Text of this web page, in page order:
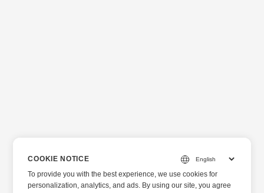
COOKIE NOTICE
To provide you with the best experience, we use cookies for
personalization, analytics, and ads. By using our site, you agree